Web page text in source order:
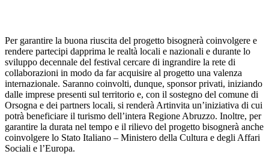
Per garantire la buona riuscita del progetto bisognerà coinvolgere e
rendere partecipi dapprima le realtà locali e nazionali e durante lo
sviluppo decennale del festival cercare di ingrandire la rete di
collaborazioni in modo da far acquisire al progetto una valenza
internazionale. Saranno coinvolti, dunque, sponsor privati, iniziando
dalle imprese presenti sul territorio​ e, con il sostegno del comune di
Orsogna e dei partners locali, si renderà Artinvita un’iniziativa di cui
potrà beneficiare il turismo dell’intera Regione Abruzzo. Inoltre, per
garantire la durata nel tempo e il rilievo del progetto bisognerà anche
coinvolgere lo Stato Italiano – Ministero della Cultura e degli Affari
Sociali e l’Europa.